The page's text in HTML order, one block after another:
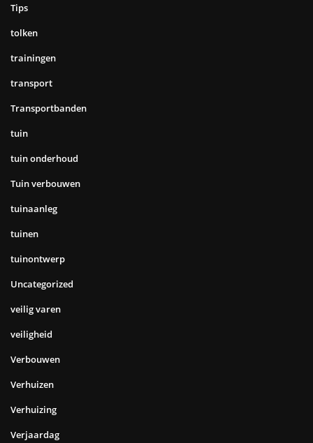
Tips
tolken
trainingen
transport
Transportbanden
tuin
tuin onderhoud
Tuin verbouwen
tuinaanleg
tuinen
tuinontwerp
Uncategorized
veilig varen
veiligheid
Verbouwen
Verhuizen
Verhuizing
Verjaardag